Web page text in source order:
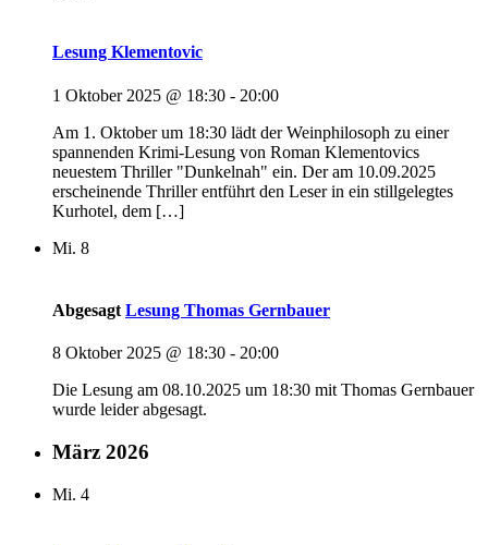
Lesung Klementovic
1 Oktober 2025 @ 18:30 - 20:00
Am 1. Oktober um 18:30 lädt der Weinphilosoph zu einer
spannenden Krimi-Lesung von Roman Klementovics
neuestem Thriller "Dunkelnah" ein. Der am 10.09.2025
erscheinende Thriller entführt den Leser in ein stillgelegtes
Kurhotel, dem […]
Mi. 8
Abgesagt Lesung Thomas Gernbauer
8 Oktober 2025 @ 18:30 - 20:00
Die Lesung am 08.10.2025 um 18:30 mit Thomas Gernbauer
wurde leider abgesagt.
März 2026
Mi. 4